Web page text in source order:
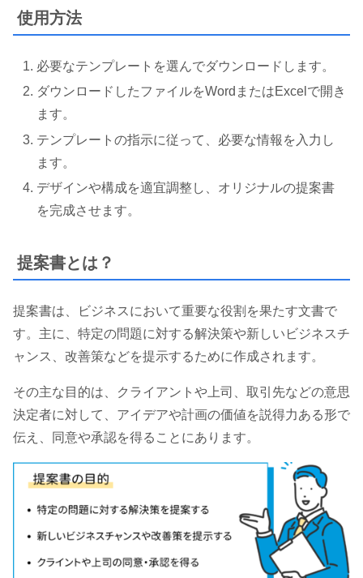
使用方法
必要なテンプレートを選んでダウンロードします。
ダウンロードしたファイルをWordまたはExcelで開き
ます。
テンプレートの指示に従って、必要な情報を入力し
ます。
デザインや構成を適宜調整し、オリジナルの提案書
を完成させます。
提案書とは？
提案書は、ビジネスにおいて重要な役割を果たす文書で
す。主に、特定の問題に対する解決策や新しいビジネスチ
ャンス、改善策などを提示するために作成されます。
その主な目的は、クライアントや上司、取引先などの意思
決定者に対して、アイデアや計画の価値を説得力ある形で
伝え、同意や承認を得ることにあります。